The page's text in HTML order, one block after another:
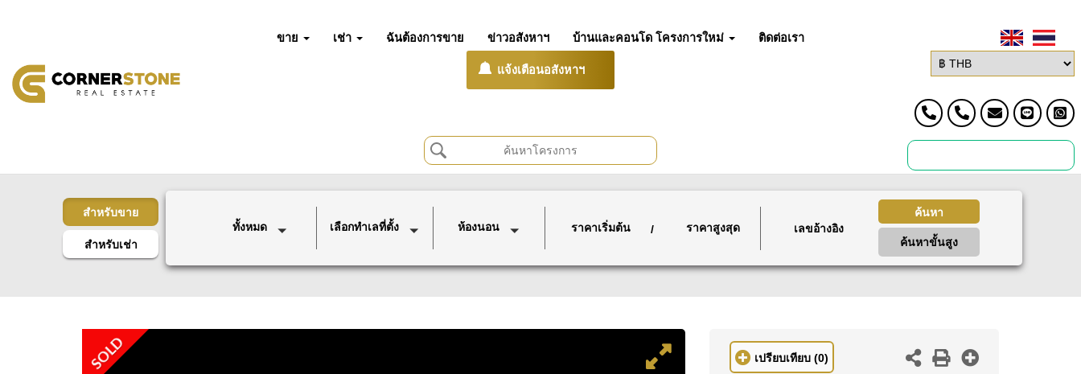
ขาย เช่า ฉันต้องการขาย ข่าวอสังหาฯ บ้านและคอนโด โครงการใหม่ ติดต่อเรา
แจ้งเตือนอสังหาฯ
สำหรับขาย
สำหรับเช่า
ทั้งหมด เลือกทำเลที่ตั้ง ห้องนอน ราคาเริ่มต้น / ราคาสูงสุด
ค้นหา
ค้นหาขั้นสูง
SOLD เปรียบเทียบ (0)